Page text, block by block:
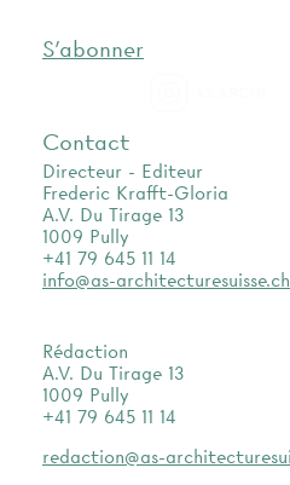
S'abonner
Contact
Directeur - Editeur
Frederic Krafft-Gloria
A.V. Du Tirage 13
1009 Pully
+41 79 645 11 14
info@as-architecturesuisse.ch
Rédaction
A.V. Du Tirage 13
1009 Pully
+41 79 645 11 14
redaction@as-